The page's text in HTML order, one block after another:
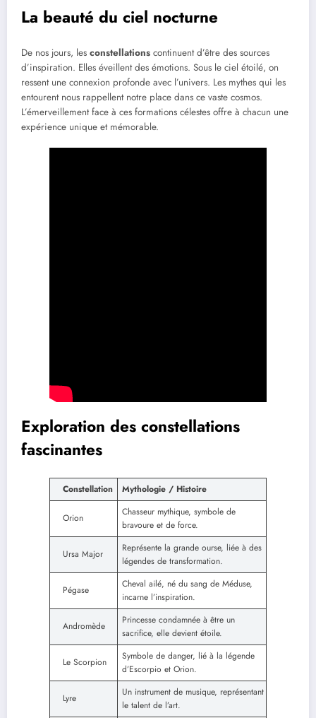
La beauté du ciel nocturne
De nos jours, les constellations continuent d’être des sources
d’inspiration. Elles éveillent des émotions. Sous le ciel étoilé, on
ressent une connexion profonde avec l’univers. Les mythes qui les
entourent nous rappellent notre place dans ce vaste cosmos.
L’émerveillement face à ces formations célestes offre à chacun une
expérience unique et mémorable.
Exploration des constellations
fascinantes
Constellation Mythologie / Histoire
Orion
Chasseur mythique, symbole de
bravoure et de force.
Ursa Major
Représente la grande ourse, liée à des
légendes de transformation.
Pégase
Cheval ailé, né du sang de Méduse,
incarne l’inspiration.
Andromède
Princesse condamnée à être un
sacrifice, elle devient étoile.
Le Scorpion
Symbole de danger, lié à la légende
d’Escorpio et Orion.
Lyre
Un instrument de musique, représentant
le talent de l’art.